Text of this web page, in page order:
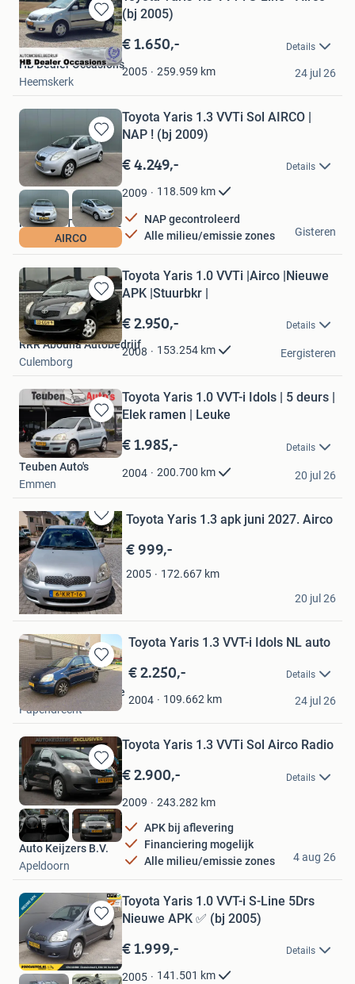
Bewaren
in
Mijn
Favorieten
(bj 2005)
€ 1.650,- Details
2005 259.959 km
HB Dealer Occasions
Heemskerk
24 jul 26
Bewaren
in
Mijn
Favorieten
AIRCO
Toyota Yaris 1.3 VVTi Sol AIRCO |
NAP ! (bj 2009)
€ 4.249,- Details
2009 118.509 km
NAP gecontroleerd
Alle milieu/emissie zones
MESO AUTOMOTIVE
Roosendaal
Gisteren
Bewaren
in
Mijn
Favorieten
Toyota Yaris 1.0 VVTi |Airco |Nieuwe
APK |Stuurbkr |
€ 2.950,- Details
2008 153.254 km
RRR Abouna Autobedrijf
Culemborg
Eergisteren
Bewaren
in
Mijn
Favorieten
Toyota Yaris 1.0 VVT-i Idols | 5 deurs |
Elek ramen | Leuke
€ 1.985,- Details
2004 200.700 km
Teuben Auto's
Emmen
20 jul 26
Bewaren
in
Mijn
Favorieten
Toyota Yaris 1.3 apk juni 2027. Airco
€ 999,-
2005 172.667 km
ppp
Ermelo
20 jul 26
Bewaren
in
Favorieten
Toyota Yaris 1.3 VVT-i Idols NL auto
€ 2.250,- Details
2004 109.662 km
Ambacht Automotive
Papendrecht
24 jul 26
Bewaren
in
Mijn
Favorieten
Toyota Yaris 1.3 VVTi Sol Airco Radio
€ 2.900,- Details
2009 243.282 km
APK bij aflevering
Financiering mogelijk
Alle milieu/emissie zones
Auto Keijzers B.V.
Apeldoorn
4 aug 26
Bewaren
in
Mijn
Favorieten
Toyota Yaris 1.0 VVT-i S-Line 5Drs
Nieuwe APK ✅ (bj 2005)
€ 1.999,- Details
2005 141.501 km